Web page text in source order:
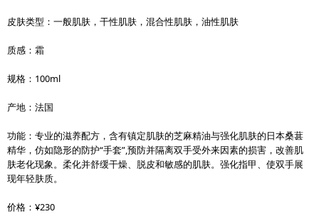
皮肤类型：一般肌肤，干性肌肤，混合性肌肤，油性肌肤
质感：霜
规格：100ml
产地：法国
功能：专业的滋养配方，含有镇定肌肤的芝麻精油与强化肌肤的日本桑葚
精华，仿如隐形的防护“手套”,预防并隔离双手受外来因素的损害，改善肌
肤老化现象。柔化并舒缓干燥、脱皮和敏感的肌肤。强化指甲、使双手展
现年轻肤质。
价格：¥230